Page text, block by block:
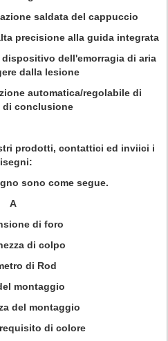
saldata del cappuccio
precisione alla guida integrata
dell'emorragia di aria
dalla lesione
automatica/regolabile di
di conclusione
prodotti, contattici ed inviici i
sono come segue.
A
di foro
di colpo
di Rod
montaggio
del montaggio
di colore